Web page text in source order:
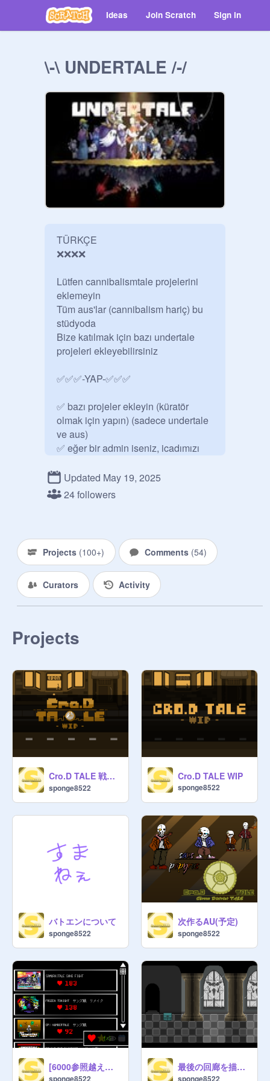
Ideas Join Scratch Sign in
\-\ UNDERTALE /-/
TÜRKÇE
❌❌❌❌
Lütfen cannibalismtale projelerini
eklemeyin
Tüm aus'lar (cannibalism hariç) bu
stüdyoda
Bize katılmak için bazı undertale
projeleri ekleyebilirsiniz
✅✅✅-YAP-✅✅✅
✅ bazı projeler ekleyin (küratör
olmak için yapın) (sadece undertale
ve aus)
✅ eğer bir admin iseniz, icadımızı
@doludizgin
projeleri kapatmayacak! kapatan
herkes atılacak, rapor edilecek!
-⭐️⭐️⭐️Usta yöneticiler⭐️⭐️⭐️-
Yönetici ekleyebilirler
-------BUNLAR-------------------------------
@tozzi_
@ worldgamesX
@bell0812
Undertalesansphase4
INU-Dog_WAN
~~~~~~~~~~~~
Yöneticiyseniz, insanları davet edin
Bu işten bıktım
❌❌❌❌
  Do not add cannibalismtale
projects please
All au’s ( except for cannibalism ) is
You can add some undertale
projects for join us
✅✅✅-DO THEM-✅✅✅
✅ add some projects (do it for
become to curator )(only undertale
and aus)
✅ if you are a manager , send our
invention to people
Updated May 19, 2025
24 followers
Projects (100+) Comments (54)
Curators Activity
Projects
Cro.D TALE 戦闘WIP
sponge8522
Cro.D TALE WIP
sponge8522
バトエンについて
sponge8522
次作るAU(予定)
sponge8522
[6000参照越え！]迷ったらこれ見て！(2026/06/20更新)
sponge8522
最後の回廊を描いた
sponge8522